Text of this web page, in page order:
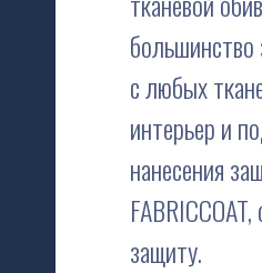
большинство
с любых
интерьер и
нанесения
защиту.